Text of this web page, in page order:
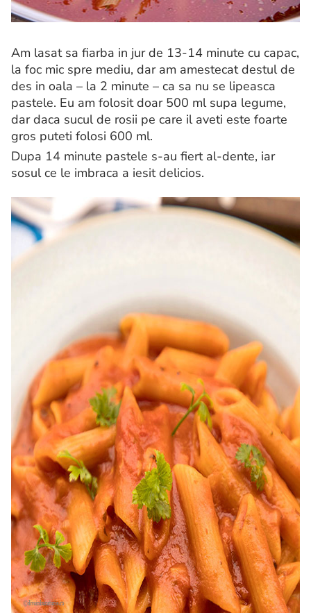
Am lasat sa fiarba in jur de 13-14 minute cu capac,
la foc mic spre mediu, dar am amestecat destul de
des in oala – la 2 minute – ca sa nu se lipeasca
pastele. Eu am folosit doar 500 ml supa legume,
dar daca sucul de rosii pe care il aveti este foarte
gros puteti folosi 600 ml.
Dupa 14 minute pastele s-au fiert al-dente, iar
sosul ce le imbraca a iesit delicios.